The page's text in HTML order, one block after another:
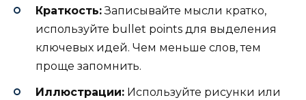
Краткость:Записывайте мысли кратко,
используйте bullet points для выделения
ключевых идей. Чем меньше слов, тем
проще запомнить.
Иллюстрации: Используйте рисунки или